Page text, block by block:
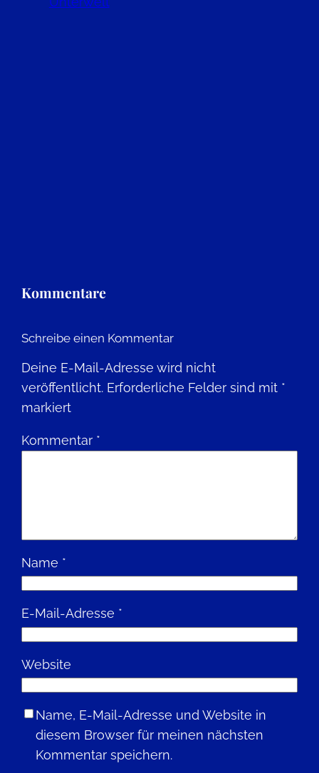
Kommentare
Schreibe einen Kommentar
Deine E-Mail-Adresse wird nicht
veröffentlicht. Erforderliche Felder sind mit *
markiert
Kommentar *
Name *
E-Mail-Adresse *
Website
Name, E-Mail-Adresse und Website in
diesem Browser für meinen nächsten
Kommentar speichern.